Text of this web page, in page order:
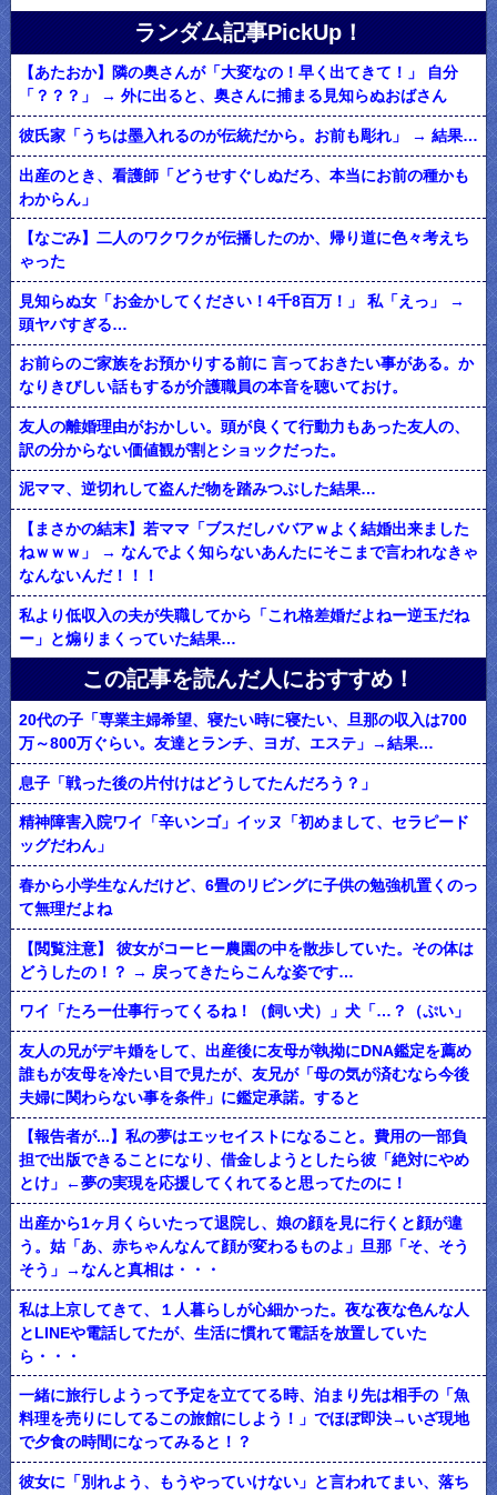
ランダム記事PickUp！
【あたおか】隣の奥さんが「大変なの！早く出てきて！」 自分
「？？？」 → 外に出ると、奥さんに捕まる見知らぬおばさん
彼氏家「うちは墨入れるのが伝統だから。お前も彫れ」 → 結果…
出産のとき、看護師「どうせすぐしぬだろ、本当にお前の種かも
わからん」
【なごみ】二人のワクワクが伝播したのか、帰り道に色々考えち
ゃった
見知らぬ女「お金かしてください！4千8百万！」 私「えっ」 →
頭ヤバすぎる…
お前らのご家族をお預かりする前に 言っておきたい事がある。か
なりきびしい話もするが介護職員の本音を聴いておけ。
友人の離婚理由がおかしい。頭が良くて行動力もあった友人の、
訳の分からない価値観が割とショックだった。
泥ママ、逆切れして盗んだ物を踏みつぶした結果…
【まさかの結末】若ママ「ブスだしババアｗよく結婚出来ました
ねｗｗｗ」 → なんでよく知らないあんたにそこまで言われなきゃ
なんないんだ！！！
私より低収入の夫が失職してから「これ格差婚だよねー逆玉だね
ー」と煽りまくっていた結果…
この記事を読んだ人におすすめ！
20代の子「専業主婦希望、寝たい時に寝たい、旦那の収入は700
万～800万ぐらい。友達とランチ、ヨガ、エステ」→結果…
息子「戦った後の片付けはどうしてたんだろう？」
精神障害入院ワイ「辛いンゴ」イッヌ「初めまして、セラピード
ッグだわん」
春から小学生なんだけど、6畳のリビングに子供の勉強机置くのっ
て無理だよね
【閲覧注意】 彼女がコーヒー農園の中を散歩していた。その体は
どうしたの！？ → 戻ってきたらこんな姿です…
ワイ「たろー仕事行ってくるね！（飼い犬）」犬「…？（ぷい」
友人の兄がデキ婚をして、出産後に友母が執拗にDNA鑑定を薦め
誰もが友母を冷たい目で見たが、友兄が「母の気が済むなら今後
夫婦に関わらない事を条件」に鑑定承諾。すると
【報告者が...】私の夢はエッセイストになること。費用の一部負
担で出版できることになり、借金しようとしたら彼「絶対にやめ
とけ」←夢の実現を応援してくれてると思ってたのに！
出産から1ヶ月くらいたって退院し、娘の顔を見に行くと顔が違
う。姑「あ、赤ちゃんなんて顔が変わるものよ」旦那「そ、そう
そう」→なんと真相は・・・
私は上京してきて、１人暮らしが心細かった。夜な夜な色んな人
とLINEや電話してたが、生活に慣れて電話を放置していた
ら・・・
一緒に旅行しようって予定を立ててる時、泊まり先は相手の「魚
料理を売りにしてるこの旅館にしよう！」でほぼ即決→いざ現地
で夕食の時間になってみると！？
彼女に「別れよう、もうやっていけない」と言われてまい、落ち